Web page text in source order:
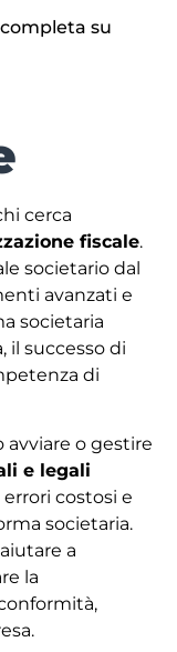
su
cerca
fiscale.
societario dal
avanzati e
societaria
il successo di
di
o gestire
e legali
costosi e
societaria.
a
la